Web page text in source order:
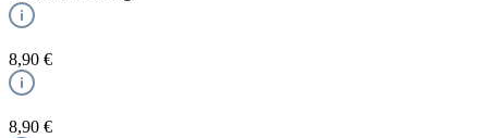
8,90 €
8,90 €